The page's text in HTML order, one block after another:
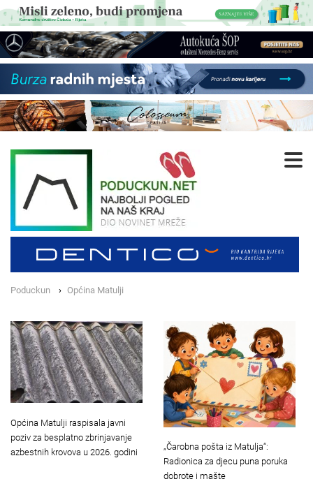
Poduckun Općina Matulji
Općina Matulji raspisala javni
poziv za besplatno zbrinjavanje
azbestnih krovova u 2026. godini
„Čarobna pošta iz Matulja“:
Radionica za djecu puna poruka
dobrote i mašte